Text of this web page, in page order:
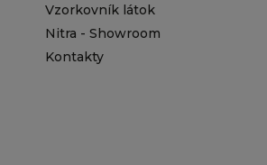
Vzorkovník látok
Nitra - Showroom
Kontakty